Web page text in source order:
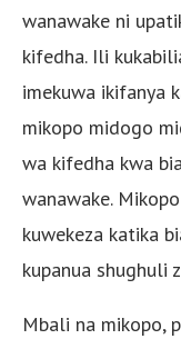
wanawake ni
kifedha. Ili
imekuwa ikifanya
mikopo midogo
wa kifedha kwa
wanawake.
kuwekeza katika
kupanua shughuli
Mbali na mikopo,